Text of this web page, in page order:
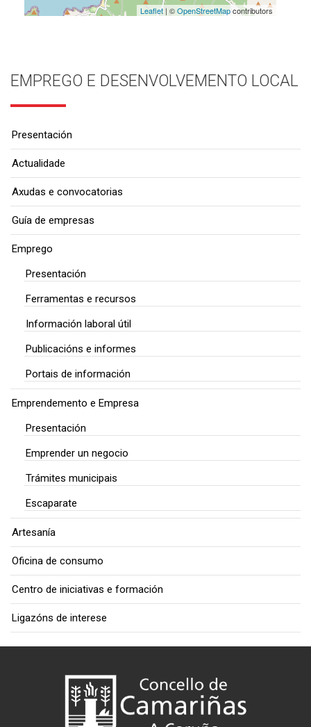
Leaflet| ©OpenStreetMapcontributors
EMPREGO E DESENVOLVEMENTO LOCAL
Presentación
Actualidade
Axudas e convocatorias
Guía de empresas
Emprego
Presentación
Ferramentas e recursos
Información laboral útil
Publicacións e informes
Portais de información
Emprendemento e Empresa
Presentación
Emprender un negocio
Trámites municipais
Escaparate
Artesanía
Oficina de consumo
Centro de iniciativas e formación
Ligazóns de interese